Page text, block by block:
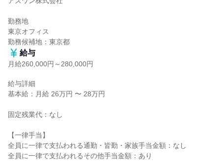
勤務地
東京オフィス
勤務候補地：東京都
給与
月給260,000円～280,000円
給与詳細
基本給：月給 26万円 〜 28万円
固定残業代：なし
【一律手当】
全員に一律で支払われる通勤・皆勤・家族手当金額：なし
全員に一律で支払われるその他手当金額：あり